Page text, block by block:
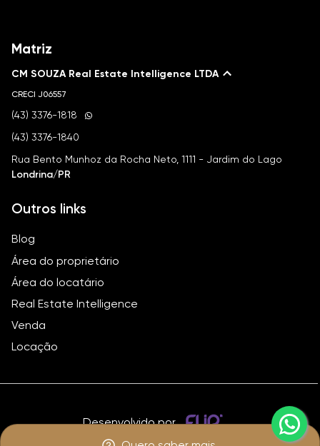
Matriz
CM SOUZA Real Estate Intelligence LTDA
CRECI J06557
(43) 3376-1818
(43) 3376-1840
Rua Bento Munhoz da Rocha Neto, 1111 - Jardim do Lago
Londrina/PR
Outros links
Blog
Área do proprietário
Área do locatário
Real Estate Intelligence
Venda
Locação
Desenvolvido por